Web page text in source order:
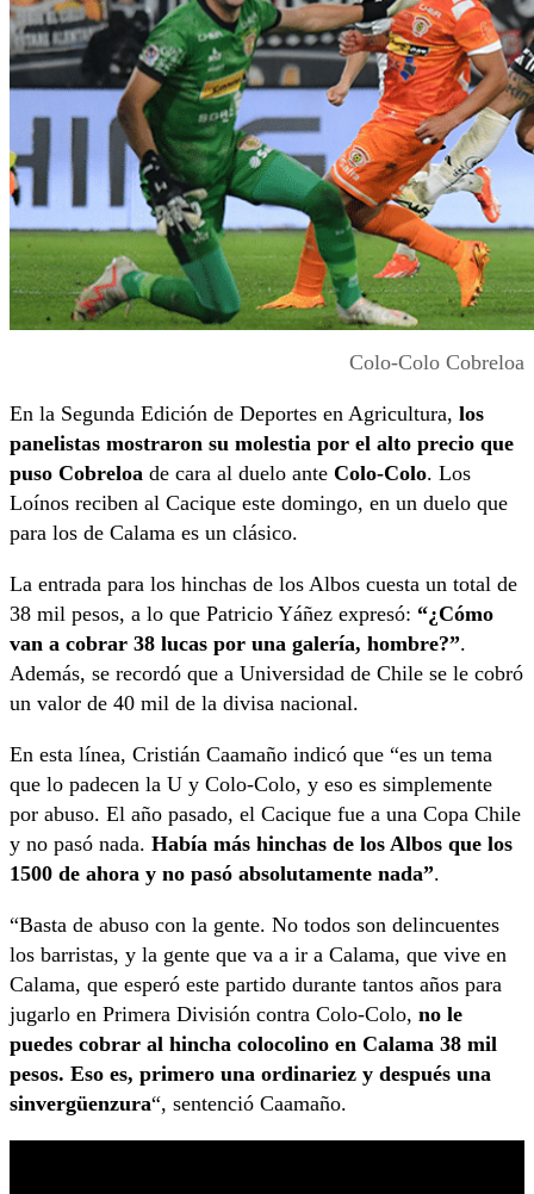
Colo-Colo Cobreloa
En la Segunda Edición de Deportes en Agricultura, los
panelistas mostraron su molestia por el alto precio que
puso Cobreloa de cara al duelo ante Colo-Colo. Los
Loínos reciben al Cacique este domingo, en un duelo que
para los de Calama es un clásico.
La entrada para los hinchas de los Albos cuesta un total de
38 mil pesos, a lo que Patricio Yáñez expresó: “¿Cómo
van a cobrar 38 lucas por una galería, hombre?”.
Además, se recordó que a Universidad de Chile se le cobró
un valor de 40 mil de la divisa nacional.
En esta línea, Cristián Caamaño indicó que “es un tema
que lo padecen la U y Colo-Colo, y eso es simplemente
por abuso. El año pasado, el Cacique fue a una Copa Chile
y no pasó nada. Había más hinchas de los Albos que los
1500 de ahora y no pasó absolutamente nada”.
“Basta de abuso con la gente. No todos son delincuentes
los barristas, y la gente que va a ir a Calama, que vive en
Calama, que esperó este partido durante tantos años para
jugarlo en Primera División contra Colo-Colo, no le
puedes cobrar al hincha colocolino en Calama 38 mil
pesos. Eso es, primero una ordinariez y después una
sinvergüenzura“, sentenció Caamaño.